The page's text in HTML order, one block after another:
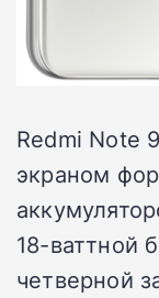
Redmi Note
экраном
18-ваттной
четверной